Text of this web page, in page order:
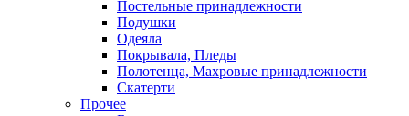
Постельные принадлежности
Подушки
Одеяла
Покрывала, Пледы
Полотенца, Махровые принадлежности
Скатерти
Прочее